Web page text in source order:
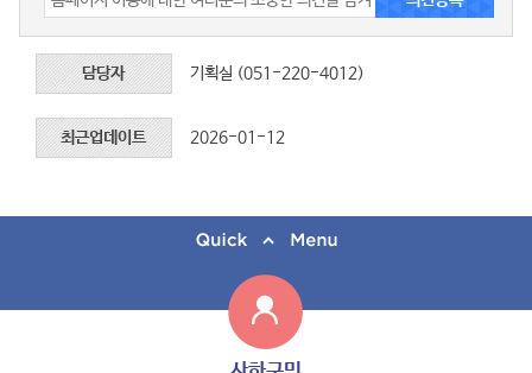
담당자 기획실 (051-220-4012)
최근업데이트 2026-01-12